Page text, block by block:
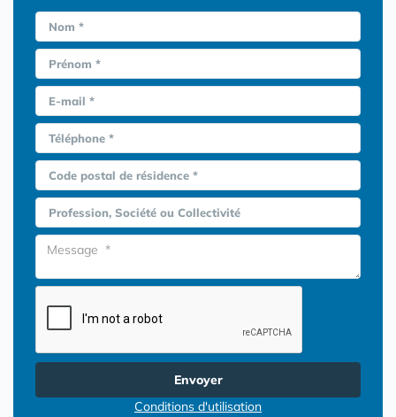
Nom *
Prénom *
E-mail *
Téléphone *
Code postal de résidence *
Profession, Société ou Collectivité
Envoyer
Conditions d'utilisation